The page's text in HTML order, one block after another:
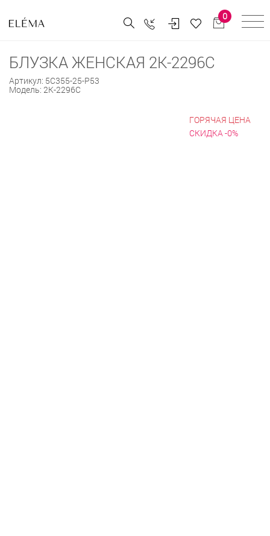
0
БЛУЗКА ЖЕНСКАЯ 2К-2296С
Артикул: 5С355-25-Р53
Модель: 2К-2296С
ГОРЯЧАЯ ЦЕНА
СКИДКА -0%